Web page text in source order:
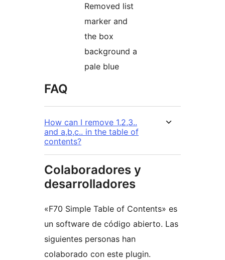
Removed list
marker and
the box
background a
pale blue
FAQ
How can I remove 1,2,3..
and a,b,c.. in the table of
contents?
Colaboradores y
desarrolladores
«F70 Simple Table of Contents» es
un software de código abierto. Las
siguientes personas han
colaborado con este plugin.